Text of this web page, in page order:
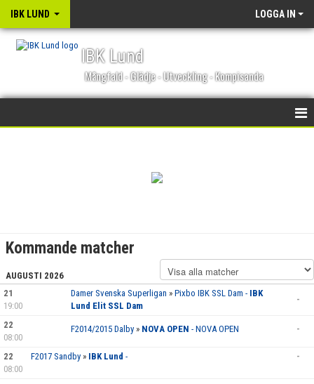
IBK LUND LOGGA IN
IBK Lund
Mångfald - Glädje - Utveckling - Kompisanda
BLI MEDLEM
PARTNERS
DOKUMENT
Kommande matcher
AUGUSTI 2026
21
19:00
Damer Svenska Superligan » Pixbo IBK SSL Dam - IBK
Lund Elit SSL Dam
-
22
08:00
F2014/2015 Dalby » NOVA OPEN - NOVA OPEN -
22
08:00
F2017 Sandby » IBK Lund - -